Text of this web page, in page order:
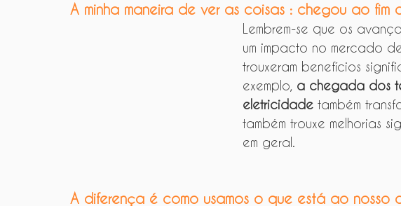
A minha maneira de ver as coisas : chegou ao
Lembrem-se que os
um impacto no mercado
trouxeram benefícios
exemplo, a chegada dos
eletricidade também
também trouxe melhorias
em geral.
A diferença é como usamos o que está ao nosso